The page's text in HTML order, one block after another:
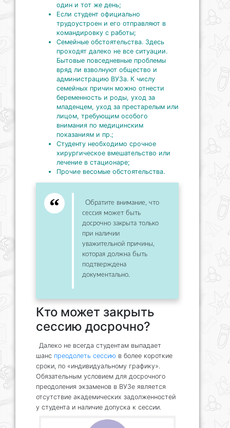
один и тот же день;
Если студент официально
трудоустроен и его отправляют в
командировку с работы;
Семейные обстоятельства. Здесь
проходят далеко не все ситуации.
Бытовые повседневные проблемы
вряд ли взволнуют общество и
администрацию ВУЗа. К числу
семейных причин можно отнести
беременность и роды, уход за
младенцем, уход за престарелым или
лицом, требующим особого
внимания по медицинским
показаниям и пр.;
Студенту необходимо срочное
хирургическое вмешательство или
лечение в стационаре;
Прочие весомые обстоятельства.
Обратите внимание, что
сессия может быть
досрочно закрыта только
при наличии
уважительной причины,
которая должна быть
подтверждена
документально.
Кто может закрыть
сессию досрочно?
Далеко не всегда студентам выпадает
шанс преодолеть сессию в более короткие
сроки, по «индивидуальному графику».
Обязательным условием для досрочного
преодоления экзаменов в ВУЗе является
отсутствие академических задолженностей
у студента и наличие допуска к сессии.